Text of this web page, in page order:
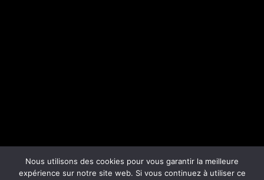
Nous utilisons des cookies pour vous garantir la meilleure
expérience sur notre site web. Si vous continuez à utiliser ce